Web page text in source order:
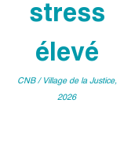
stress
élevé
CNB / Village de la Justice,
2026